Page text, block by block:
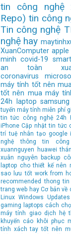
tin công nghệ
Repo) tin công
Tin công nghệ
nghệ hay
XuanComputer apple
minh covid-19
an toàn
coronavirus
máy tính tốt nên
tốt nên mua máy
24h
laptop samsung
tuyến máy tính miễn phí
tin tức công nghệ 24h
iPhone Cập nhật tin tức
trí tuệ nhân tạo google
nghệ
thông tin
xuannguyen
huawei
xuân nguyên
backup
laptop cho thiết kế nên
sao lưu tốt work from
recommended thong
trang web hay Cơ bản về
Linux Windows Updates
gaming laptops cách
máy tính
giao dịch hệ
khuyến cáo
khôi phục
tính xách tay tốt nên